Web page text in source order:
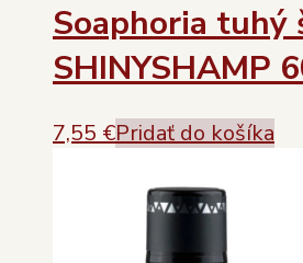
Soaphoria tuhý
SHINYSHAMP
7,55 €Pridať do košíka